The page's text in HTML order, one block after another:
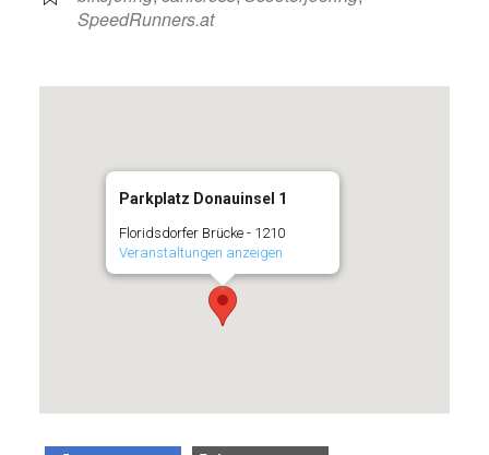
SpeedRunners.at
Parkplatz Donauinsel 1
Floridsdorfer Brücke - 1210
Veranstaltungen anzeigen